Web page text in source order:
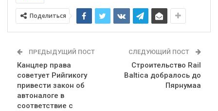
Поделиться
ПРЕДЫДУЩИЙ ПОСТ
Канцлер права
советует Рийгикогу
привести закон об
автоналоге в
соответствие с
СЛЕДУЮЩИЙ ПОСТ
Строительство Rail
Baltica добралось до
Пярнумаа